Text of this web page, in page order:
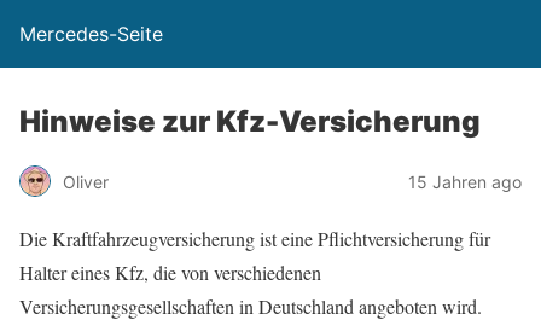
Mercedes-Seite
Hinweise zur Kfz-Versicherung
Oliver 15 Jahren ago
Die Kraftfahrzeugversicherung ist eine Pflichtversicherung für
Halter eines Kfz, die von verschiedenen
Versicherungsgesellschaften in Deutschland angeboten wird.